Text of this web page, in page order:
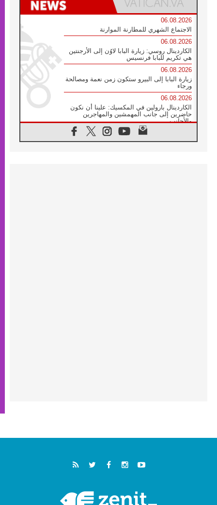
06.08.2026
الاجتماع الشهري للمطارنة الموارنة
06.08.2026
الكاردينال روسي: زيارة البابا لاوُن إلى الأرجنتين
هي تكريم للبابا فرنسيس
06.08.2026
زيارة البابا إلى البيرو ستكون زمن نعمة ومصالحة
ورجاء
06.08.2026
الكاردينال بارولين في المكسيك: علينا أن نكون
حاضرين إلى جانب المهمشين والمهاجرين
والأجانب
البابا لاوُن الرابع عشر للشباب في أسيزي: